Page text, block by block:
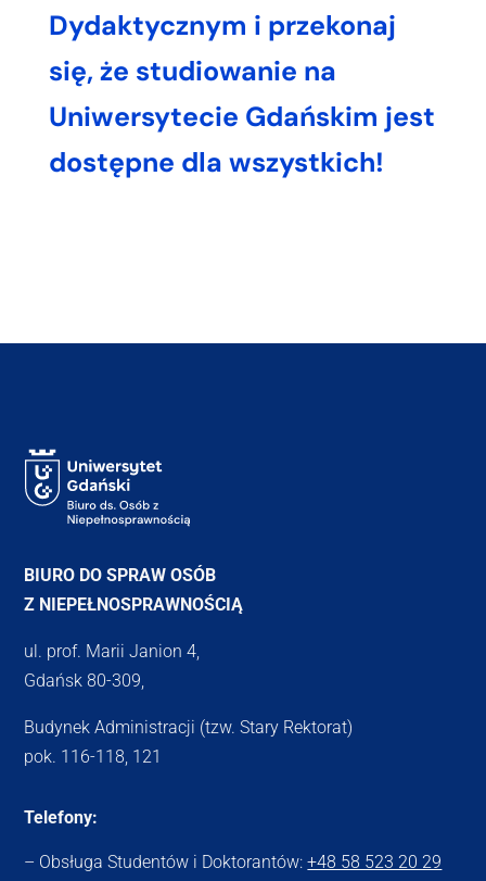
Dydaktycznym i przekonaj
się, że studiowanie na
Uniwersytecie Gdańskim jest
dostępne dla wszystkich!
BIURO DO SPRAW OSÓB
Z NIEPEŁNOSPRAWNOŚCIĄ
ul. prof. Marii Janion 4,
Gdańsk 80-309,
Budynek Administracji (tzw. Stary Rektorat)
pok. 116-118, 121
Telefony:
– Obsługa Studentów i Doktorantów:+48 58 523 20 29